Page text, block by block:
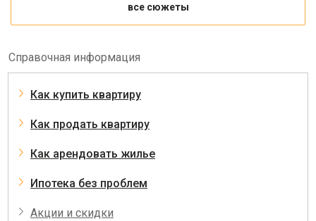
все сюжеты
Справочная информация
Как купить квартиру
Как продать квартиру
Как арендовать жилье
Ипотека без проблем
Акции и скидки